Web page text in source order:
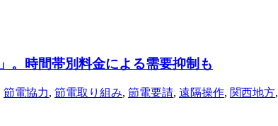
。時間帯別料金による需要抑制も
節電協力, 節電取り組み, 節電要請, 遠隔操作, 関西地方,